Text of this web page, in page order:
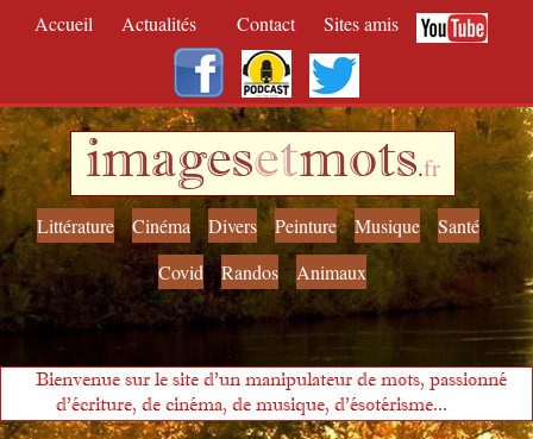
Accueil Actualités Contact Sites amis
imagesetmots.fr
Littérature Cinéma Divers Peinture Musique
Santé
Covid
Randos Animaux
Bienvenue sur le site d'un manipulateur de mots, passionné
d'écriture, de cinéma, de musique, d'ésotérisme...